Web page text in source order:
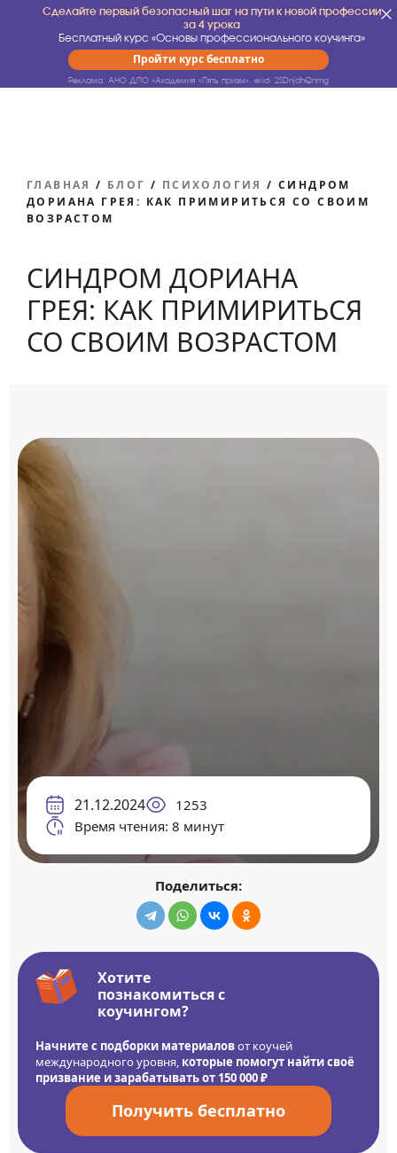
Сделайте первый безопасный шаг на пути к новой профессии
за 4 урока
Бесплатный курс «Основы профессионального коучинга»
Пройти курс бесплатно
Реклама. АНО ДПО «Академия «Пять призм». erid: 2SDnjdhQnmg
ГЛАВНАЯ / БЛОГ / ПСИХОЛОГИЯ / СИНДРОМ
ДОРИАНА ГРЕЯ: КАК ПРИМИРИТЬСЯ СО СВОИМ
ВОЗРАСТОМ
СИНДРОМ ДОРИАНА
ГРЕЯ: КАК ПРИМИРИТЬСЯ
СО СВОИМ ВОЗРАСТОМ
21.12.2024
1253
Время чтения: 8 минут
Поделиться:
Хотите
познакомиться с
коучингом?
Начните с подборки материаловот коучей
международного уровня, которые помогут найти своё
призвание и зарабатывать от 150 000 ₽
Получить бесплатно